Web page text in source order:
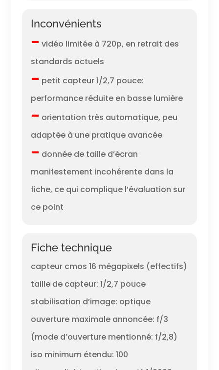
Inconvénients
– vidéo limitée à 720p, en retrait des
standards actuels
– petit capteur 1/2,7 pouce:
performance réduite en basse lumière
– orientation très automatique, peu
adaptée à une pratique avancée
– donnée de taille d’écran
manifestement incohérente dans la
fiche, ce qui complique l’évaluation sur
ce point
Fiche technique
capteur cmos 16 mégapixels (effectifs)
taille de capteur: 1/2,7 pouce
stabilisation d’image: optique
ouverture maximale annoncée: f/3
(mode d’ouverture mentionné: f/2,8)
iso minimum étendu: 100